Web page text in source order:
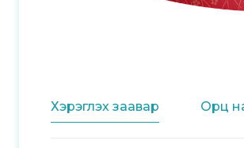
Хэрэглэх заавар Орц